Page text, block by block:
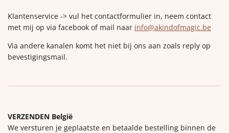
Klantenservice -> vul het contactformulier in, neem contact
met mij op via facebook of mail naar info@akindofmagic.be
Via andere kanalen komt het niet bij ons aan zoals reply op
bevestigingsmail.
VERZENDEN België
We versturen je geplaatste en betaalde bestelling binnen de